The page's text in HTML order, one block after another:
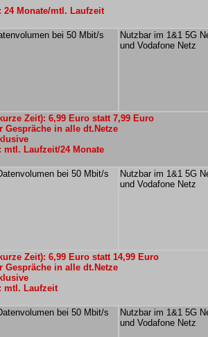
24 Monate/mtl. Laufzeit
bei 50 Mbit/s
Nutzbar im 1&1 5G
und Vodafone Netz
Zeit): 6,99 Euro statt 7,99 Euro
Gespräche in alle dt.Netze
mtl. Laufzeit/24 Monate
bei 50 Mbit/s
Nutzbar im 1&1 5G
und Vodafone Netz
Zeit): 6,99 Euro statt 14,99 Euro
Gespräche in alle dt.Netze
mtl. Laufzeit
bei 50 Mbit/s
Nutzbar im 1&1 5G
und Vodafone Netz